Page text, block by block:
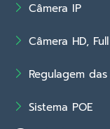
Câmera IP
Câmera HD,
Regulagem
Sistema POE